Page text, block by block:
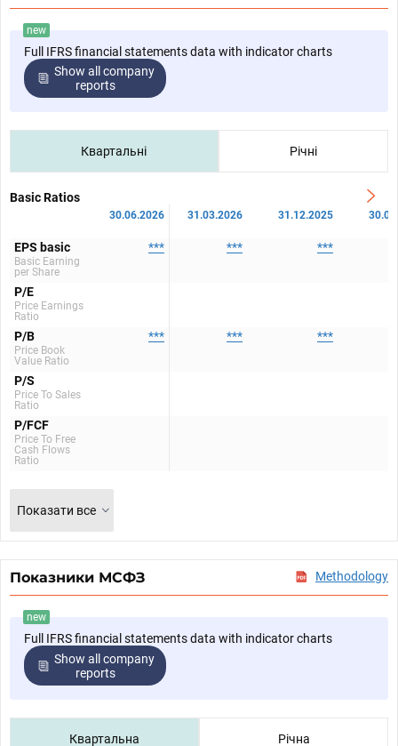
new
Full IFRS financial statements data with indicator charts
Show all company
reports
Квартальні Річні
Basic Ratios
30.06.2026 31.03.2026 31.12.2025
EPS basic
Basic Earning
per Share
*** *** ***
P/E
Price Earnings
Ratio
P/B
Price Book
Value Ratio
*** *** ***
P/S
Price To Sales
Ratio
P/FCF
Price To Free
Cash Flows
Ratio
Показати все
Показники МСФЗ Methodology
new
Full IFRS financial statements data with indicator charts
Show all company
reports
Квартальна Річна